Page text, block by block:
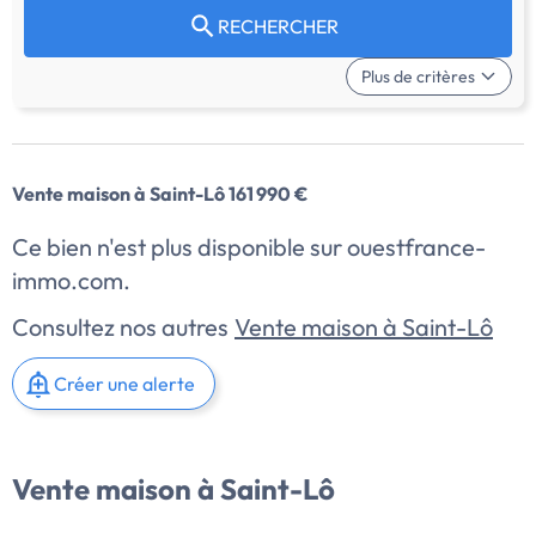
RECHERCHER
Plus de critères
Vente maison à Saint-Lô 161 990 €
Ce bien n'est plus disponible sur ouestfrance-
immo.com.
Consultez nos autres Vente maison à Saint-Lô
Créer une alerte
Vente maison à Saint-Lô